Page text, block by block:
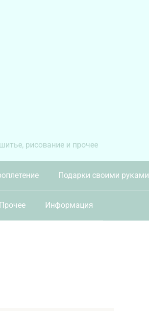
рисование и прочее
Подарки своими руками
Прочее Информация